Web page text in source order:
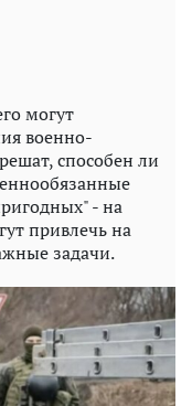
могут
военно-
способен ли
- на
привлечь на
задачи.